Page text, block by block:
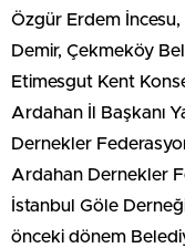
Özgür Erdem
Demir, Çekmeköy
Etimesgut Kent
Ardahan İl Başkanı
Dernekler
Ardahan Dernekler
İstanbul Göle
önceki dönem